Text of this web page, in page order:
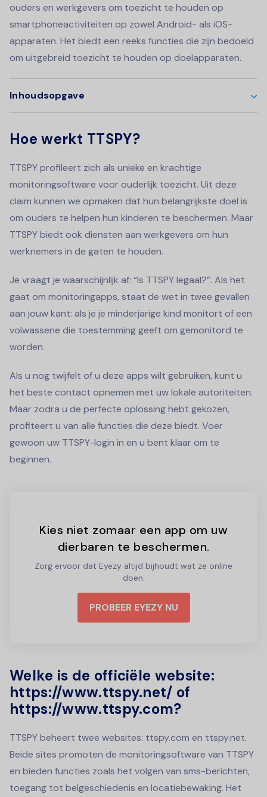
ouders en werkgevers om toezicht te houden op
smartphoneactiviteiten op zowel Android- als iOS-
apparaten. Het biedt een reeks functies die zijn bedoeld
om uitgebreid toezicht te houden op doelapparaten.
Inhoudsopgave
Hoe werkt TTSPY?
TTSPY profileert zich als unieke en krachtige
monitoringsoftware voor ouderlijk toezicht. Uit deze
claim kunnen we opmaken dat hun belangrijkste doel is
om ouders te helpen hun kinderen te beschermen. Maar
TTSPY biedt ook diensten aan werkgevers om hun
werknemers in de gaten te houden.
Je vraagt je waarschijnlijk af: “Is TTSPY legaal?”. Als het
gaat om monitoringapps, staat de wet in twee gevallen
aan jouw kant: als je je minderjarige kind monitort of een
volwassene die toestemming geeft om gemonitord te
worden.
Als u nog twijfelt of u deze apps wilt gebruiken, kunt u
het beste contact opnemen met uw lokale autoriteiten.
Maar zodra u de perfecte oplossing hebt gekozen,
profiteert u van alle functies die deze biedt. Voer
gewoon uw TTSPY-login in en u bent klaar om te
beginnen.
Kies niet zomaar een app om uw
dierbaren te beschermen.
Zorg ervoor dat Eyezy altijd bijhoudt wat ze online
doen.
PROBEER EYEZY NU
Welke is de officiële website:
https://www.ttspy.net/ of
https://www.ttspy.com?
TTSPY beheert twee websites: ttspy.com en ttspy.net.
Beide sites promoten de monitoringsoftware van TTSPY
en bieden functies zoals het volgen van sms-berichten,
toegang tot belgeschiedenis en locatiebewaking. Het